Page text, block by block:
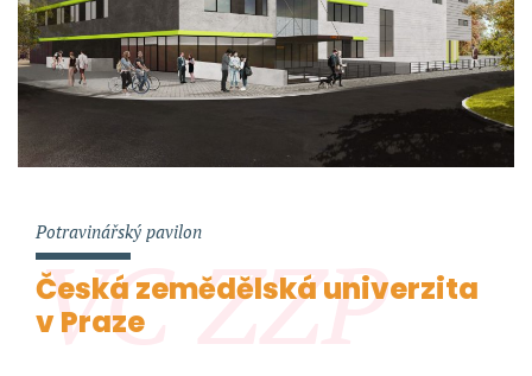
VC ZZP
Potravinářský pavilon
Česká zemědělská univerzita
v Praze